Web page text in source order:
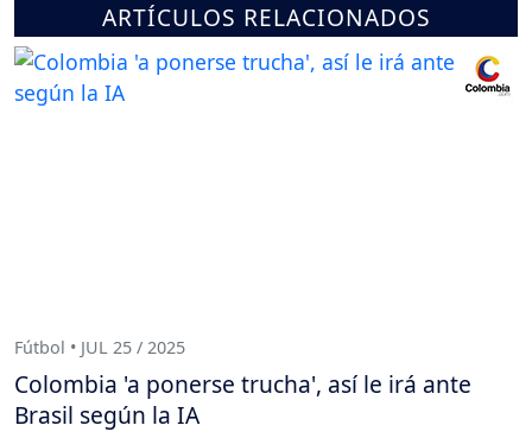
ARTÍCULOS RELACIONADOS
Fútbol • JUL 25 / 2025
Colombia 'a ponerse trucha', así le irá ante
Brasil según la IA